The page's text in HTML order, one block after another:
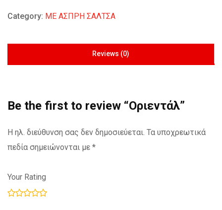
Category: ΜΕ ΑΣΠΡΗ ΣΑΛΤΣΑ
Reviews (0)
Be the first to review “Οριεντάλ”
Η ηλ. διεύθυνση σας δεν δημοσιεύεται. Τα υποχρεωτικά
πεδία σημειώνονται με *
Your Rating